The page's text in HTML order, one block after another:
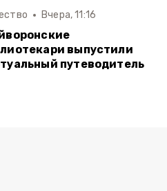
Вчера, 11:16
выпустили
путеводитель